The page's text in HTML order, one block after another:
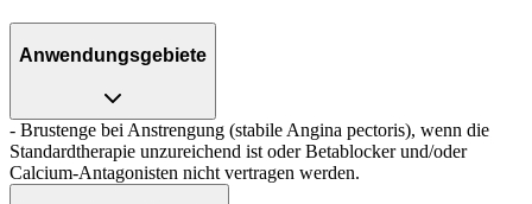
Anwendungsgebiete
- Brustenge bei Anstrengung (stabile Angina pectoris), wenn die
Standardtherapie unzureichend ist oder Betablocker und/oder
Calcium-Antagonisten nicht vertragen werden.